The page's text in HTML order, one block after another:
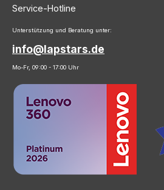
Service-Hotline
Unterstützung und Beratung unter:
info@lapstars.de
Mo-Fr, 09:00 - 17:00 Uhr